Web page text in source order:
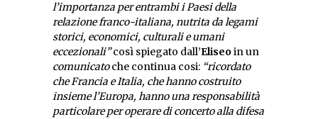
l’importanza per entrambi i Paesi della
relazione franco-italiana, nutrita da legami
storici, economici, culturali e umani
eccezionali”così spiegato dall’Eliseoin un
comunicatoche continua cosi: “ricordato
che Francia e Italia, che hanno costruito
insieme l’Europa, hanno una responsabilità
particolare per operare di concerto alla difesa